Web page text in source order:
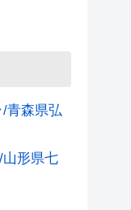
青森県弘
形県七